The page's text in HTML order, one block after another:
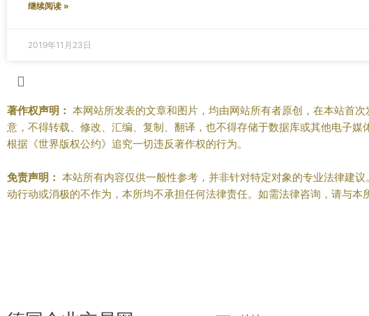
继续阅读 »
2019年11月23日
著作权声明： 本网站所发表的文章和图片，均由网站所有者原创，在本站首
意，不得转载、修改、汇编、复制、翻译，也不得存储于数据库或其他电子媒
根据《世界版权公约》追究一切违反著作权的行为。
免责声明： 本站所有内容仅供一般性参考，并非针对特定对象的专业法律建
动行动或消极的不作为，本所均不承担任何法律责任。如需法律咨询，请与本